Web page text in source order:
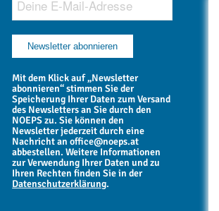
Mit dem Klick auf „Newsletter
abonnieren“ stimmen Sie der
Speicherung Ihrer Daten zum Versand
des Newsletters an Sie durch den
NOEPS zu. Sie können den
Newsletter jederzeit durch eine
Nachricht an office@noeps.at
abbestellen. Weitere Informationen
zur Verwendung Ihrer Daten und zu
Ihren Rechten finden Sie in der
Datenschutzerklärung.